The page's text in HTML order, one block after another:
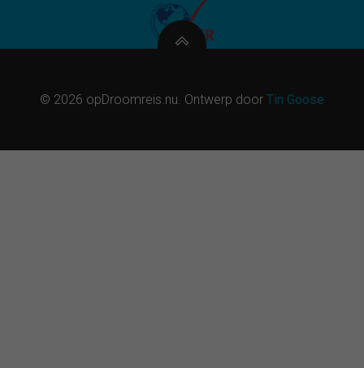
© 2026 opDroomreis.nu. Ontwerp door Tin Goose